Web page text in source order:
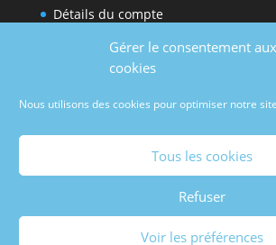
Gérer le consentement aux
cookies
Nous utilisons des cookies pour optimiser notre
Tous les cookies
Refuser
Voir les préférences
Détails du compte
Réseaux sociaux
Facebook Youtube